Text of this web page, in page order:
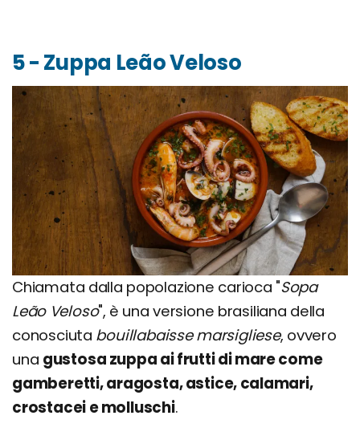
5 - Zuppa Leão Veloso
Chiamata dalla popolazione carioca "Sopa
Leão Veloso", è una versione brasiliana della
conosciuta bouillabaisse marsigliese, ovvero
una gustosa zuppa ai frutti di mare come
gamberetti, aragosta, astice, calamari,
crostacei e molluschi.